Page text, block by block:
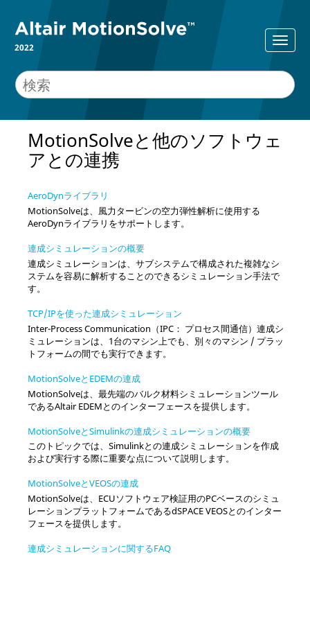
2022
MotionSolveと他のソフトウェ
アとの連携
AeroDynライブラリ
MotionSolveは、風力タービンの空力弾性解析に使用する
AeroDynライブラリをサポートします。
連成シミュレーションの概要
連成シミュレーションは、サブシステムで構成された複雑なシ
ステムを容易に解析することのできるシミュレーション手法で
す。
TCP/IPを使った連成シミュレーション
Inter-Process Communication（IPC： プロセス間通信）連成シ
ミュレーションは、1台のマシン上でも、別々のマシン / プラッ
トフォームの間でも実行できます。
MotionSolveとEDEMの連成
MotionSolveは、最先端のバルク材料シミュレーションツール
であるAltairEDEMとのインターフェースを提供します。
MotionSolveとSimulinkの連成シミュレーションの概要
このトピックでは、Simulinkとの連成シミュレーションを作成
および実行する際に重要な点について説明します。
MotionSolveとVEOSの連成
MotionSolveは、ECUソフトウェア検証用のPCベースのシミュ
レーションプラットフォームであるdSPACE VEOSとのインター
フェースを提供します。
連成シミュレーションに関するFAQ